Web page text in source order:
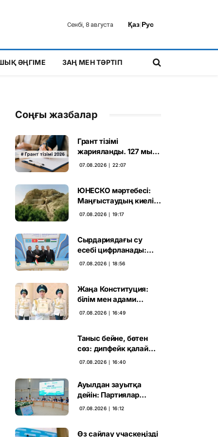
Сенбі, 8 августа Қаз|Рус
ӘҢГІМЕ ЗАҢ МЕН ТӘРТІП
Соңғы жазбалар
Грант тізімі
жарияланды. 127 мың
талапкердің
07.08.2026 ∣ 22:07
ЮНЕСКО мәртебесі:
Маңғыстаудың киелі
мұрасын қорғаудың
07.08.2026 ∣ 19:17
Сырдариядағы су
есебі цифрланады:
Орталық Азия ортақ
07.08.2026 ∣ 18:56
Жаңа Конституция:
білім мен адами
капиталға салынған
07.08.2026 ∣ 16:49
Таныс бейне, бөтен
сөз: дипфейк қалай
жұмыс істейді
07.08.2026 ∣ 16:40
Ауылдан зауытқа
дейін: Партиялар
сайлаушымен бетпе-
07.08.2026 ∣ 16:12
Өз сайлау учаскеңізді